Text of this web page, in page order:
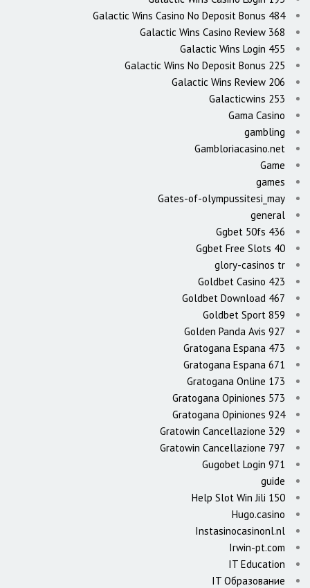
Galactic Wins Casino No Deposit Bonus 484
Galactic Wins Casino Review 368
Galactic Wins Login 455
Galactic Wins No Deposit Bonus 225
Galactic Wins Review 206
Galacticwins 253
Gama Casino
gambling
Gambloriacasino.net
Game
games
Gates-of-olympussitesi_may
general
Ggbet 50fs 436
Ggbet Free Slots 40
glory-casinos tr
Goldbet Casino 423
Goldbet Download 467
Goldbet Sport 859
Golden Panda Avis 927
Gratogana Espana 473
Gratogana Espana 671
Gratogana Online 173
Gratogana Opiniones 573
Gratogana Opiniones 924
Gratowin Cancellazione 329
Gratowin Cancellazione 797
Gugobet Login 971
guide
Help Slot Win Jili 150
Hugo.casino
Instasinocasinonl.nl
Irwin-pt.com
IT Education
IT Образование